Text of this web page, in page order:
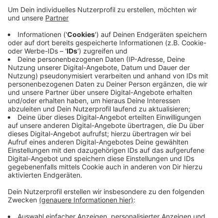
Die Osterfeuer müssen spätestens zehn Werktage vor
Ostern bei den Ordnungsämtern angezeigt werden. In
einigen Städten wie Rees oder Kalkar endet die
Anmeldefrist bereits am 1. April. Feuer, die
ausschließlich dazu dienen, Grünabfälle zu beseitigen,
werden in der Regel nicht genehmigt. Im Vordergrund
steht das österliche Brauchtum.
Anzeige